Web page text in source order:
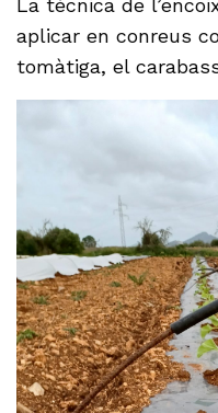
La tècnica de
aplicar en conreus
tomàtiga, el